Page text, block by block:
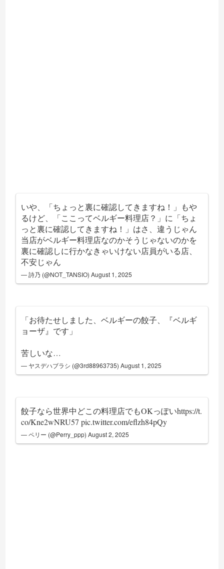
いや、「ちょっと裏に確認してきますね！」もや
るけど、「ここってベルギー料理店？」に「ちょ
っと裏に確認してきますね！」はさ、違うじゃん
当店がベルギー料理店なのかそうじゃないのかを
裏に確認しに行かなきゃいけない店員がいる店、
不安じゃん
— 詩乃 (@NOT_TANSIO)August 1, 2025
「お待たせしました、ベルギーの餃子、『ベルギ
ョーザ』です」
苦しいな…
— ヤスデハブラシ (@3rd88963735)August 1, 2025
餃子なら世界中どこの料理店でもOKっぽいhttps://t.
co/Kne2wNRU57 pic.twitter.com/eflzh84pQy
— ペリー (@Perry_ppp)August 2, 2025